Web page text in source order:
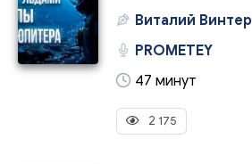
Виталий Винтер
PROMETEY
47 минут
2 175